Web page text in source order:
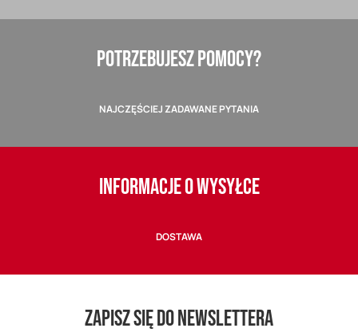
POTRZEBUJESZ POMOCY?
NAJCZĘŚCIEJ ZADAWANE PYTANIA
INFORMACJE O WYSYŁCE
DOSTAWA
ZAPISZ SIĘ DO NEWSLETTERA